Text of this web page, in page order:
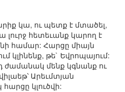
կա, ու պետք է մտածել,
լուրջ հետեւանք կարող է
համար: Հարցը միայն
կլինենք, թե` Եվրոպայում:
ժամանակ մենք կգնանք ու
Արեւմտյան
կլուծվի: